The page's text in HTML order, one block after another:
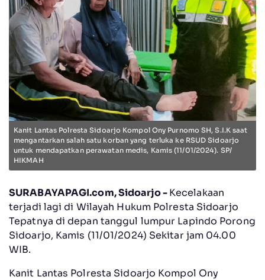
Kanit Lantas Polresta Sidoarjo Kompol Ony Purnomo SH, S.I.K saat
mengantarkan salah satu korban yang terluka ke RSUD Sidoarjo
untuk mendapatkan perawatan medis, Kamis (11/01/2024). SP/
HIKMAH
SURABAYAPAGI.com, Sidoarjo -Kecelakaan
terjadi lagi di Wilayah Hukum Polresta Sidoarjo
Tepatnya di depan tanggul lumpur Lapindo Porong
Sidoarjo, Kamis (11/01/2024) Sekitar jam 04.00
WIB.
Kanit Lantas Polresta Sidoarjo Kompol Ony